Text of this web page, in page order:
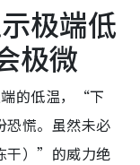
极端低
极微
的低温，“下
慌。虽然未必
干）”的威力绝